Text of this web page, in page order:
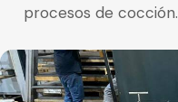
procesos de cocción.